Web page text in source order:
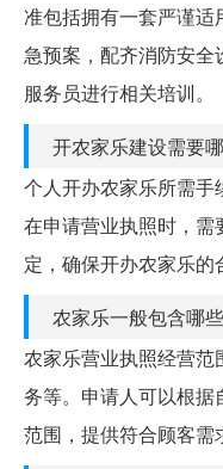
准包括拥有一套严谨
急预案，配齐消防安
服务员进行相关培训。
开农家乐建设需要
个人开办农家乐所需手
在申请营业执照时，
定，确保开办农家乐的
农家乐一般包含哪
农家乐营业执照经营范
务等。申请人可以根
范围，提供符合顾客需